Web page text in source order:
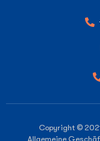
Copyright ©
Allgemeine